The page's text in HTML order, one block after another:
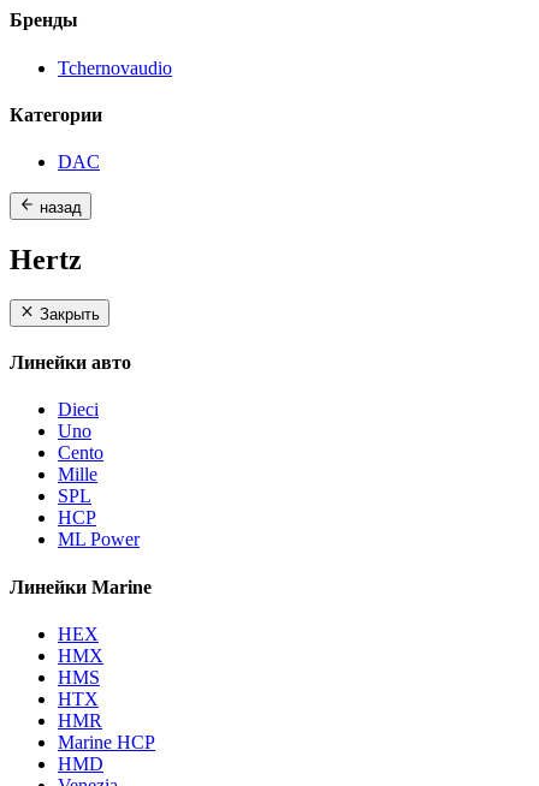
Бренды
Tchernovaudio
Категории
DAC
назад
Hertz
Закрыть
Линейки авто
Dieci
Uno
Cento
Mille
SPL
HCP
ML Power
Линейки Marine
HEX
HMX
HMS
HTX
HMR
Marine HCP
HMD